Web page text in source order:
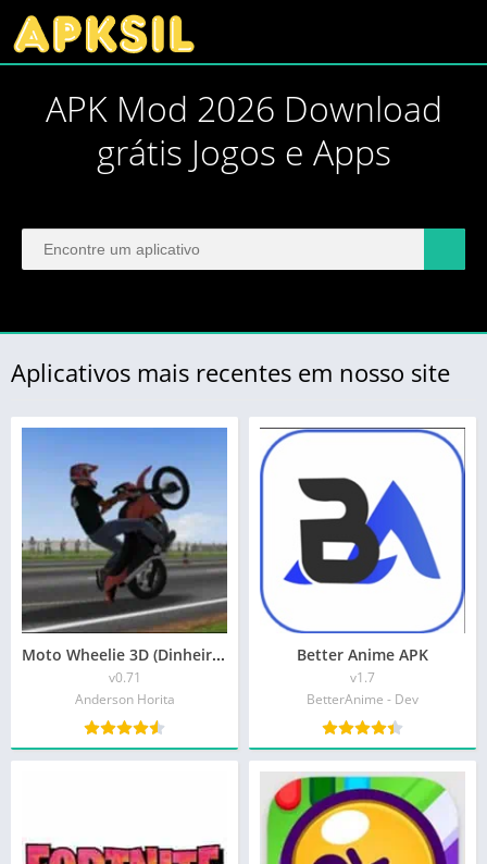
APK Mod 2026 Download
grátis Jogos e Apps
Aplicativos mais recentes em nosso site
Moto Wheelie 3D (Dinheiro Infinito)
v0.71
Anderson Horita
Better Anime APK
v1.7
BetterAnime - Dev